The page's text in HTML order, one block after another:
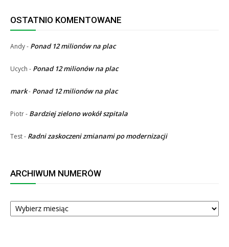
OSTATNIO KOMENTOWANE
Andy- Ponad 12 milionów na plac
Ucych - Ponad 12 milionów na plac
mark- Ponad 12 milionów na plac
Piotr- Bardziej zielono wokół szpitala
Test- Radni zaskoczeni zmianami po modernizacji
ARCHIWUM NUMERÓW
ARCHIWUM
NUMERÓW